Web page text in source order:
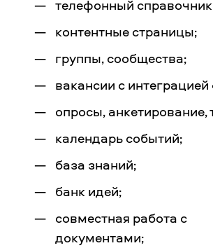
телефонный
контентные страницы;
группы, сообщества;
вакансии с интеграцией
опросы, анкетирование,
календарь событий;
база знаний;
банк идей;
совместная работа с
документами;